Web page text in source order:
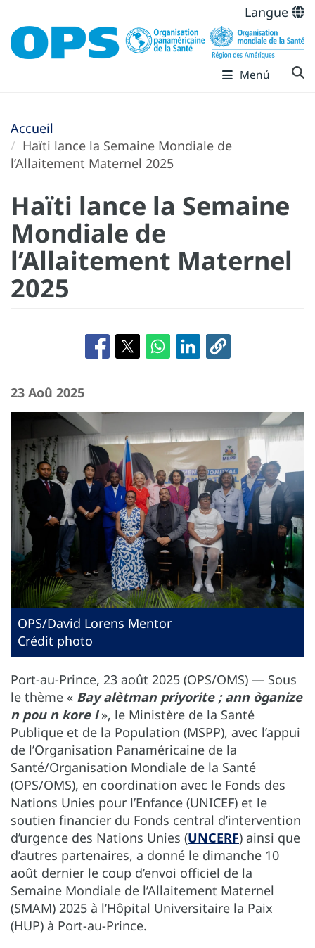
Langue
Menú
Accueil
Haïti lance la Semaine Mondiale de
l’Allaitement Maternel 2025
Haïti lance la Semaine
Mondiale de
l’Allaitement Maternel
2025
23 Aoû 2025
OPS/David Lorens Mentor
Crédit photo
Port-au-Prince, 23 août 2025 (OPS/OMS) — Sous
le thème « Bay alètman priyorite ; ann òganize
n pou n kore l», le Ministère de la Santé
Publique et de la Population (MSPP), avec l’appui
de l’Organisation Panaméricaine de la
Santé/Organisation Mondiale de la Santé
(OPS/OMS), en coordination avec le Fonds des
Nations Unies pour l’Enfance (UNICEF) et le
soutien financier du Fonds central d’intervention
d’urgence des Nations Unies (UNCERF) ainsi que
d’autres partenaires, a donné le dimanche 10
août dernier le coup d’envoi officiel de la
Semaine Mondiale de l’Allaitement Maternel
(SMAM) 2025 à l’Hôpital Universitaire la Paix
(HUP) à Port-au-Prince.